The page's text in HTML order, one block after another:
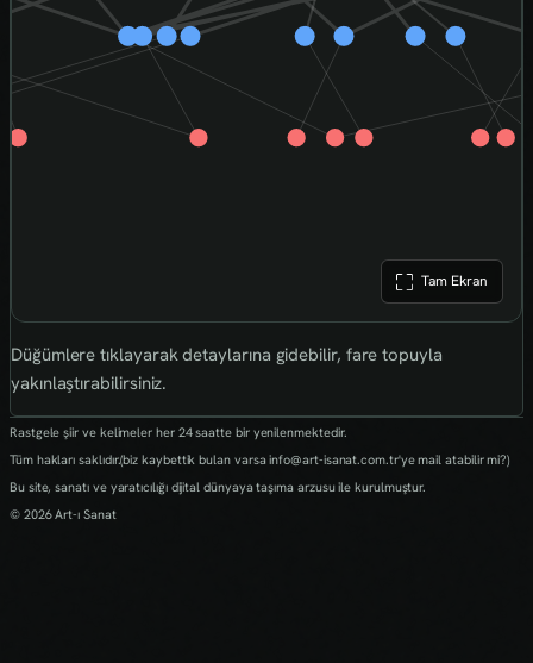
Tam Ekran
Düğümlere tıklayarak detaylarına gidebilir, fare topuyla
yakınlaştırabilirsiniz.
Rastgele şiir ve kelimeler her 24 saatte bir yenilenmektedir.
Tüm hakları saklıdır.(biz kaybettik bulan varsa info@art-isanat.com.tr'ye mail atabilir mi?)
Bu site, sanatı ve yaratıcılığı dijital dünyaya taşıma arzusu ile kurulmuştur.
© 2026 Art-ı Sanat